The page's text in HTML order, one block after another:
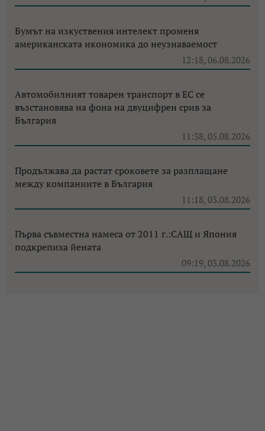
Бумът на изкуствения интелект променя
американската икономика до неузнаваемост
12:18, 06.08.2026
Автомобилният товарен транспорт в ЕС се
възстановява на фона на двуцифрен срив за
България
11:38, 05.08.2026
Продължава да растат сроковете за разплащане
между компаниите в България
11:18, 03.08.2026
Първа съвместна намеса от 2011 г.:САЩ и Япония
подкрепиха йената
09:19, 03.08.2026